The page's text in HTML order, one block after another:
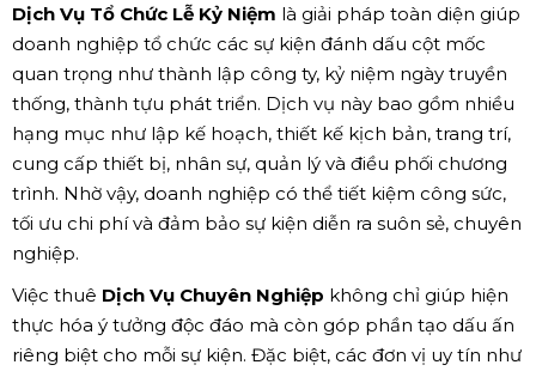
Dịch Vụ Tổ Chức Lễ Kỷ Niệm là giải pháp toàn diện giúp
doanh nghiệp tổ chức các sự kiện đánh dấu cột mốc
quan trọng như thành lập công ty, kỷ niệm ngày truyền
thống, thành tựu phát triển. Dịch vụ này bao gồm nhiều
hạng mục như lập kế hoạch, thiết kế kịch bản, trang trí,
cung cấp thiết bị, nhân sự, quản lý và điều phối chương
trình. Nhờ vậy, doanh nghiệp có thể tiết kiệm công sức,
tối ưu chi phí và đảm bảo sự kiện diễn ra suôn sẻ, chuyên
nghiệp.
Việc thuê Dịch Vụ Chuyên Nghiệp không chỉ giúp hiện
thực hóa ý tưởng độc đáo mà còn góp phần tạo dấu ấn
riêng biệt cho mỗi sự kiện. Đặc biệt, các đơn vị uy tín như